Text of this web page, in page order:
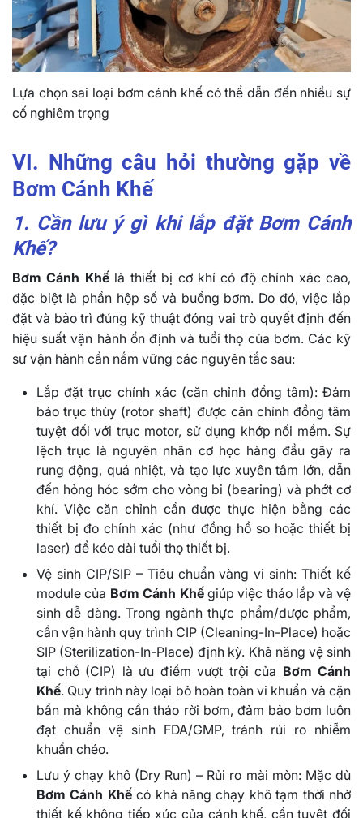
Lựa chọn sai loại bơm cánh khế có thể dẫn đến nhiều sự
cố nghiêm trọng
VI. Những câu hỏi thường gặp về
Bơm Cánh Khế
1. Cần lưu ý gì khi lắp đặt Bơm Cánh
Khế?
Bơm Cánh Khếlà thiết bị cơ khí có độ chính xác cao,
đặc biệt là phần hộp số và buồng bơm. Do đó, việc lắp
đặt và bảo trì đúng kỹ thuật đóng vai trò quyết định đến
hiệu suất vận hành ổn định và tuổi thọ của bơm. Các kỹ
sư vận hành cần nắm vững các nguyên tắc sau:
Lắp đặt trục chính xác (căn chỉnh đồng tâm): Đảm
bảo trục thùy (rotor shaft) được căn chỉnh đồng tâm
tuyệt đối với trục motor, sử dụng khớp nối mềm. Sự
lệch trục là nguyên nhân cơ học hàng đầu gây ra
rung động, quá nhiệt, và tạo lực xuyên tâm lớn, dẫn
đến hỏng hóc sớm cho vòng bi (bearing) và phớt cơ
khí. Việc căn chỉnh cần được thực hiện bằng các
thiết bị đo chính xác (như đồng hồ so hoặc thiết bị
laser) để kéo dài tuổi thọ thiết bị.
Vệ sinh CIP/SIP – Tiêu chuẩn vàng vi sinh: Thiết kế
module của Bơm Cánh Khếgiúp việc tháo lắp và vệ
sinh dễ dàng. Trong ngành thực phẩm/dược phẩm,
cần vận hành quy trình CIP (Cleaning-In-Place) hoặc
SIP (Sterilization-In-Place) định kỳ. Khả năng vệ sinh
tại chỗ (CIP) là ưu điểm vượt trội của Bơm Cánh
Khế. Quy trình này loại bỏ hoàn toàn vi khuẩn và cặn
bẩn mà không cần tháo rời bơm, đảm bảo bơm luôn
đạt chuẩn vệ sinh FDA/GMP, tránh rủi ro nhiễm
khuẩn chéo.
Lưu ý chạy khô (Dry Run) – Rủi ro mài mòn: Mặc dù
Bơm Cánh Khếcó khả năng chạy khô tạm thời nhờ
thiết kế không tiếp xúc của cánh khế, cần tuyệt đối